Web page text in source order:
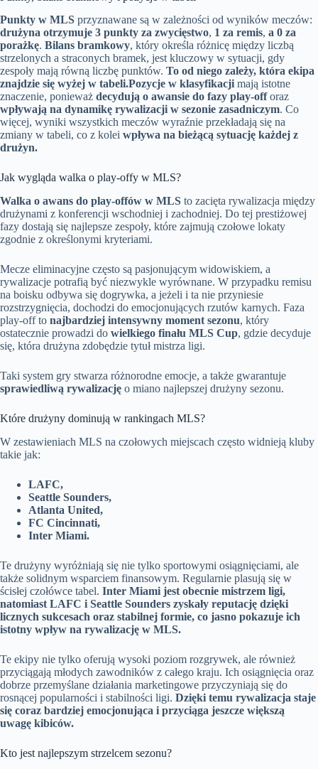
Punkty w MLS przyznawane są w zależności od wyników meczów:
drużyna otrzymuje 3 punkty za zwycięstwo, 1 za remis, a 0 za
porażkę. Bilans bramkowy, który określa różnicę między liczbą
strzelonych a straconych bramek, jest kluczowy w sytuacji, gdy
zespoły mają równą liczbę punktów. To od niego zależy, która ekipa
znajdzie się wyżej w tabeli.Pozycje w klasyfikacji mają istotne
znaczenie, ponieważ decydują o awansie do fazy play-offoraz
wpływają na dynamikę rywalizacji w sezonie zasadniczym. Co
więcej, wyniki wszystkich meczów wyraźnie przekładają się na
zmiany w tabeli, co z kolei wpływa na bieżącą sytuację każdej z
drużyn.
Jak wygląda walka o play-offy w MLS?
Walka o awans do play-offów w MLS to zacięta rywalizacja między
drużynami z konferencji wschodniej i zachodniej. Do tej prestiżowej
fazy dostają się najlepsze zespoły, które zajmują czołowe lokaty
zgodnie z określonymi kryteriami.
Mecze eliminacyjne często są pasjonującym widowiskiem, a
rywalizacje potrafią być niezwykle wyrównane. W przypadku remisu
na boisku odbywa się dogrywka, a jeżeli i ta nie przyniesie
rozstrzygnięcia, dochodzi do emocjonujących rzutów karnych. Faza
play-off to najbardziej intensywny moment sezonu, który
ostatecznie prowadzi do wielkiego finału MLS Cup, gdzie decyduje
się, która drużyna zdobędzie tytuł mistrza ligi.
Taki system gry stwarza różnorodne emocje, a także gwarantuje
sprawiedliwą rywalizację o miano najlepszej drużyny sezonu.
Które drużyny dominują w rankingach MLS?
W zestawieniach MLS na czołowych miejscach często widnieją kluby
takie jak:
LAFC,
Seattle Sounders,
Atlanta United,
FC Cincinnati,
Inter Miami.
Te drużyny wyróżniają się nie tylko sportowymi osiągnięciami, ale
także solidnym wsparciem finansowym. Regularnie plasują się w
ścisłej czołówce tabel. Inter Miami jest obecnie mistrzem ligi,
natomiast LAFC i Seattle Sounders zyskały reputację dzięki
licznych sukcesach oraz stabilnej formie, co jasno pokazuje ich
istotny wpływ na rywalizację w MLS.
Te ekipy nie tylko oferują wysoki poziom rozgrywek, ale również
przyciągają młodych zawodników z całego kraju. Ich osiągnięcia oraz
dobrze przemyślane działania marketingowe przyczyniają się do
rosnącej popularności i stabilności ligi. Dzięki temu rywalizacja staje
się coraz bardziej emocjonująca i przyciąga jeszcze większą
uwagę kibiców.
Kto jest najlepszym strzelcem sezonu?